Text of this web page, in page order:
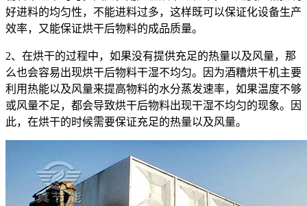
好进料的均匀性，不能进料过多，这样既可以保证化设备生产
效率，又能保证烘干后物料的成品质量。
2、在烘干的过程中，如果没有提供充足的热量以及风量，那
么也会容易出现烘干后物料干湿不均匀。因为酒糟烘干机主要
利用热能以及风量来提高物料的水分蒸发速率，如果温度不够
或风量不足，都会导致烘干后物料出现干湿不均匀的现象。因
此，在烘干的时候需要保证充足的热量以及风量。